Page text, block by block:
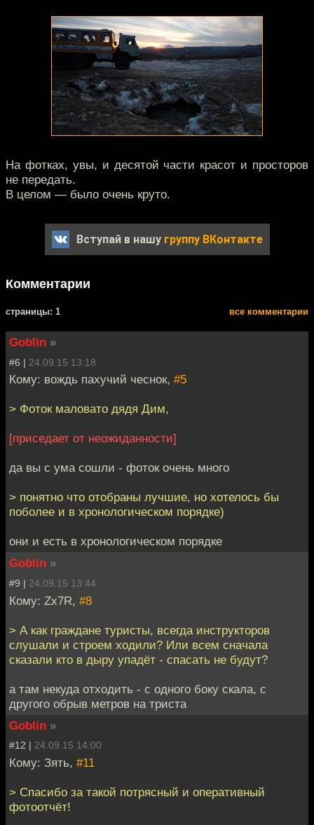
На фотках, увы, и десятой части красот и просторов
не передать.
В целом — было очень круто.
Вступай в нашу группу ВКонтакте
Комментарии
cтраницы: 1 все комментарии
Goblin »
#6 | 24.09.15 13:18
Кому: вождь пахучий чеснок, #5
> Фоток маловато дядя Дим,
[приседает от неожиданности]
да вы с ума сошли - фоток очень много
> понятно что отобраны лучшие, но хотелось бы
поболее и в хронологическом порядке)
они и есть в хронологическом порядке
Goblin »
#9 | 24.09.15 13:44
Кому: Zx7R, #8
> А как граждане туристы, всегда инструкторов
слушали и строем ходили? Или всем сначала
сказали кто в дыру упадёт - спасать не будут?
а там некуда отходить - с одного боку скала, с
другого обрыв метров на триста
Goblin »
#12 | 24.09.15 14:00
Кому: Зять, #11
> Спасибо за такой потрясный и оперативный
фотоотчёт!